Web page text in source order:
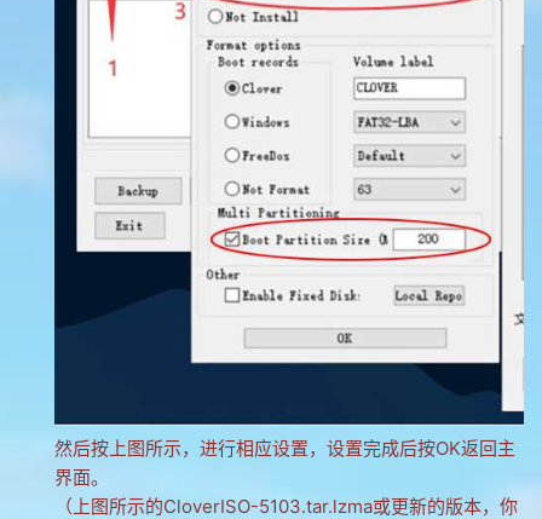
然后按上图所示，进行相应设置，设置完成后按OK返回主
界面。
（上图所示的CloverISO-5103.tar.lzma或更新的版本，你